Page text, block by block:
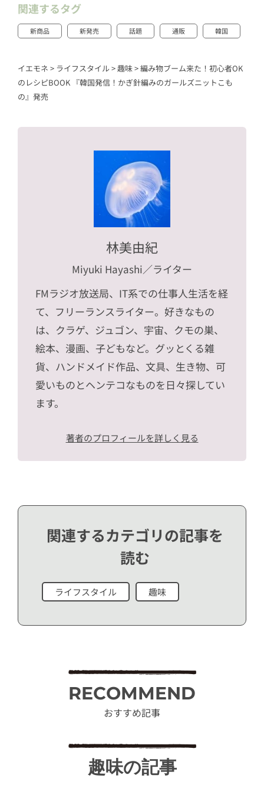
関連するタグ
新商品 新発売 話題 通販 韓国
イエモネ > ライフスタイル>趣味>編み物ブーム来た！初心者OK
のレシピBOOK 『韓国発信！かぎ針編みのガールズニットこも
の』発売
林美由紀
Miyuki Hayashi／ライター
FMラジオ放送局、IT系での仕事人生活を経
て、フリーランスライター。好きなもの
は、クラゲ、ジュゴン、宇宙、クモの巣、
絵本、漫画、子どもなど。グッとくる雑
貨、ハンドメイド作品、文具、生き物、可
愛いものとヘンテコなものを日々探してい
ます。
著者のプロフィールを詳しく見る
関連するカテゴリの記事を
読む
ライフスタイル 趣味
RECOMMEND
おすすめ記事
趣味の記事